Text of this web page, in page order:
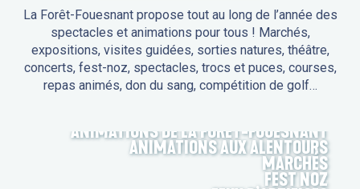
La Forêt-Fouesnant propose tout au long de l’année des
spectacles et animations pour tous ! Marchés,
expositions, visites guidées, sorties natures, théâtre,
concerts, fest-noz, spectacles, trocs et puces, courses,
repas animés, don du sang, compétition de golf…
ANIMATIONS DE LA FORÊT-FOUESNANT
ANIMATIONS AUX ALENTOURS
MARCHÉS
FEST NOZ